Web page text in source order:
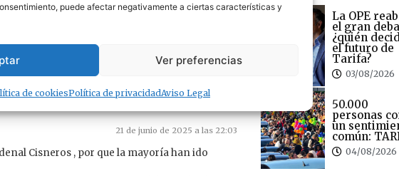
puede afectar negativamente a ciertas características y
Ver preferencias
de cookiesPolítica de privacidadAviso Legal
21 de junio de 2025 a las 22:03
Cisneros , por que la mayoría han ido
La OPE
el gran
¿quién
el futuro de
Tarifa?
03/08/2026
50.000
personas
un
común:
04/08/2026